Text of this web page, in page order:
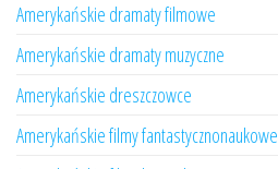
Amerykańskie dramaty filmowe
Amerykańskie dramaty muzyczne
Amerykańskie dreszczowce
Amerykańskie filmy fantastycznonaukowe